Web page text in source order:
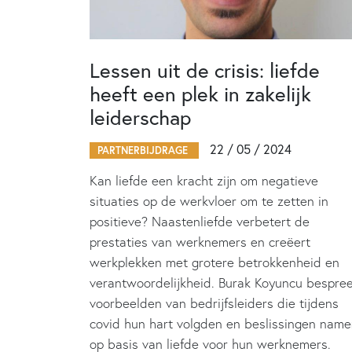
Lessen uit de crisis: liefde
heeft een plek in zakelijk
leiderschap
PARTNERBIJDRAGE 22 / 05 / 2024
Kan liefde een kracht zijn om negatieve
situaties op de werkvloer om te zetten in
positieve? Naastenliefde verbetert de
prestaties van werknemers en creëert
werkplekken met grotere betrokkenheid en
verantwoordelijkheid. Burak Koyuncu
voorbeelden van bedrijfsleiders die tijdens
covid hun hart volgden en beslissingen
op basis van liefde voor hun werknemers.